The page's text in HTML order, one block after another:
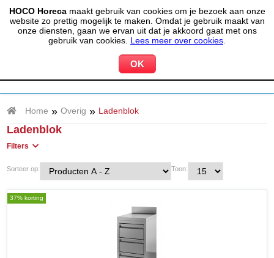
HOCO Horecamaakt gebruik van cookies om je bezoek aan onze
website zo prettig mogelijk te maken. Omdat je gebruik maakt van
onze diensten, gaan we ervan uit dat je akkoord gaat met ons
gebruik van cookies. Lees meer over cookies
(020) 497 6325 info@hocohoreca.nl
MIJN ACCOUNT 0 WINKELWAGEN
Home » Overig » Ladenblok
Ladenblok
Filters
Sorteer op: Toon:
37% korting